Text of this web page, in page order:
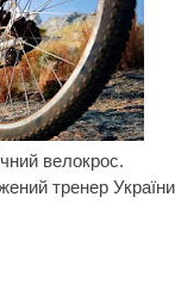
велокрос.
тренер